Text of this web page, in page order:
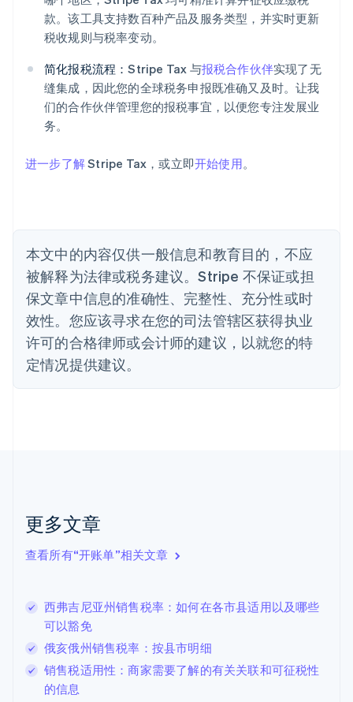
款。该工具支持数百种产品及服务类型，并实时更新
税收规则与税率变动。
简化报税流程：Stripe Tax 与报税合作伙伴实现了无
缝集成，因此您的全球税务申报既准确又及时。让我
们的合作伙伴管理您的报税事宜，以便您专注发展业
务。
进一步了解Stripe Tax，或立即开始使用。
本文中的内容仅供一般信息和教育目的，不应
被解释为法律或税务建议。Stripe 不保证或担
保文章中信息的准确性、完整性、充分性或时
效性。您应该寻求在您的司法管辖区获得执业
许可的合格律师或会计师的建议，以就您的特
定情况提供建议。
更多文章
查看所有“开账单”相关文章
西弗吉尼亚州销售税率：如何在各市县适用以及哪些
可以豁免
俄亥俄州销售税率：按县市明细
销售税适用性：商家需要了解的有关关联和可征税性
的信息
阿联酋
English
English
爱沙尼亚
English
奥地利
Deutsch
English
English
比利时
NederlandsFrançaisDeutschEnglish
波兰
English
丹麦
English
德国
法国
FrançaisEnglish
English
克罗地亚
EnglishItaliano
立陶宛
English
列支敦士登
DeutschEnglish
卢森堡
FrançaisDeutsch English
罗马尼亚